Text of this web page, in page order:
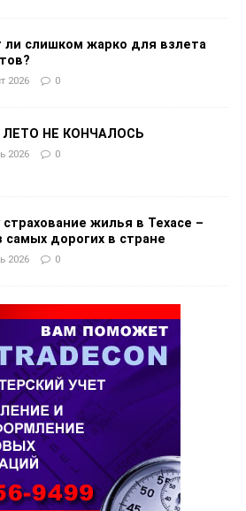
ли слишком жарко для взлета
2026 0
НЕ КОНЧАЛОСЬ
2026 0
страхование жилья в Техасе –
самых дорогих в стране
2026 0